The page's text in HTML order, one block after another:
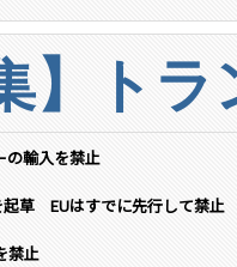
】ト
の輸入を禁止
起草 EUはすでに先行して禁止
禁止